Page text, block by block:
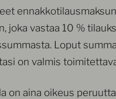
joka vastaa 10 %
Loput
on valmis
on aina oikeus